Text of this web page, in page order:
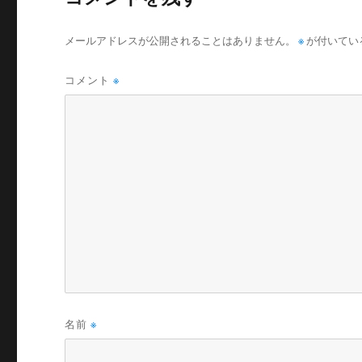
メールアドレスが公開されることはありません。 ※ が付いて
コメント※
名前※